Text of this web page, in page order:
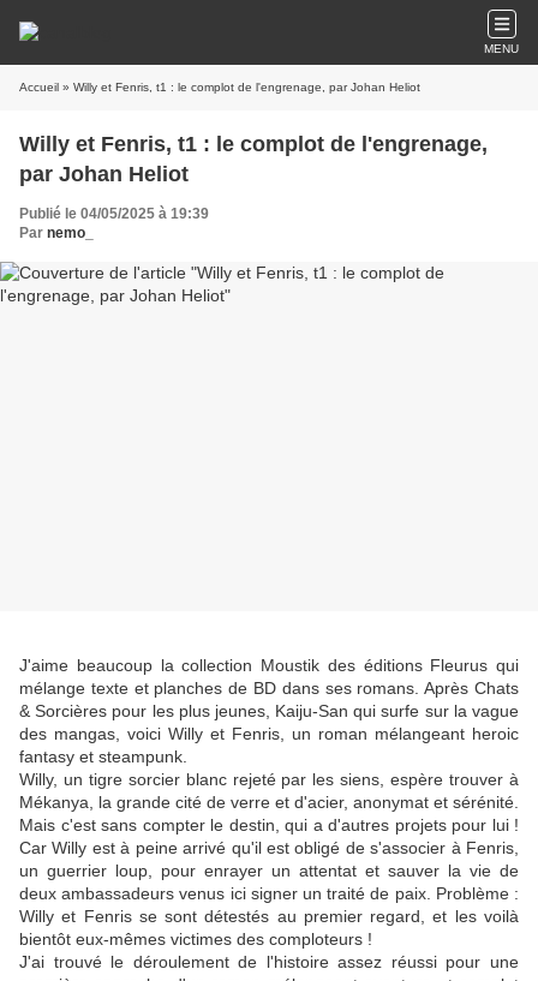
MENU
Accueil » Willy et Fenris, t1 : le complot de l'engrenage, par Johan Heliot
Willy et Fenris, t1 : le complot de l'engrenage,
par Johan Heliot
Publié le 04/05/2025 à 19:39
Par nemo_
J'aime beaucoup la collection Moustik des éditions Fleurus qui
mélange texte et planches de BD dans ses romans. Après Chats
& Sorcières pour les plus jeunes, Kaiju-San qui surfe sur la vague
des mangas, voici Willy et Fenris, un roman mélangeant heroic
fantasy et steampunk.
Willy, un tigre sorcier blanc rejeté par les siens, espère trouver à
Mékanya, la grande cité de verre et d'acier, anonymat et sérénité.
Mais c'est sans compter le destin, qui a d'autres projets pour lui !
Car Willy est à peine arrivé qu'il est obligé de s'associer à Fenris,
un guerrier loup, pour enrayer un attentat et sauver la vie de
deux ambassadeurs venus ici signer un traité de paix. Problème :
Willy et Fenris se sont détestés au premier regard, et les voilà
bientôt eux-mêmes victimes des comploteurs !
J'ai trouvé le déroulement de l'histoire assez réussi pour une